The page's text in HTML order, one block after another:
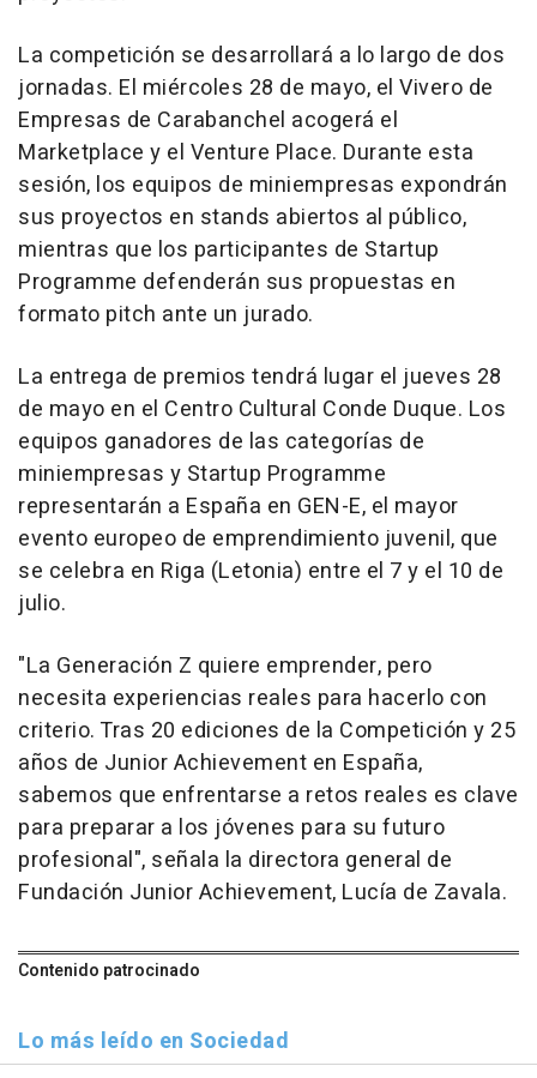
La competición se desarrollará a lo largo de dos
jornadas. El miércoles 28 de mayo, el Vivero de
Empresas de Carabanchel acogerá el
Marketplace y el Venture Place. Durante esta
sesión, los equipos de miniempresas expondrán
sus proyectos en stands abiertos al público,
mientras que los participantes de Startup
Programme defenderán sus propuestas en
formato pitch ante un jurado.
La entrega de premios tendrá lugar el jueves 28
de mayo en el Centro Cultural Conde Duque. Los
equipos ganadores de las categorías de
miniempresas y Startup Programme
representarán a España en GEN-E, el mayor
evento europeo de emprendimiento juvenil, que
se celebra en Riga (Letonia) entre el 7 y el 10 de
julio.
"La Generación Z quiere emprender, pero
necesita experiencias reales para hacerlo con
criterio. Tras 20 ediciones de la Competición y 25
años de Junior Achievement en España,
sabemos que enfrentarse a retos reales es clave
para preparar a los jóvenes para su futuro
profesional", señala la directora general de
Fundación Junior Achievement, Lucía de Zavala.
Contenido patrocinado
Lo más leído en Sociedad